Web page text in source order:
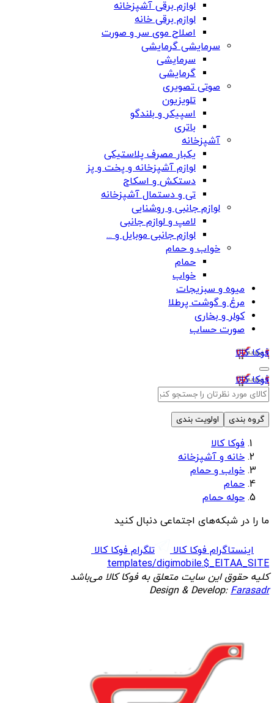
لوازم برقی آشپزخانه
لوازم برقی خانه
اصلاح موی سر و صورت
سرمایشی گرمایشی
سرمایشی
گرمایشی
صوتی تصویری
تلویزیون
اسپیکر و بلندگو
باتری
آشپزخانه
یکبار مصرف پلاستیکی
لوازم آشپزخانه و پخت و پز
دستکش و اسکاج
تی و دستمال آشپزخانه
لوازم جانبی و روشنایی
لامپ و لوازم جانبی
لوازم جانبی موبایل و ...
خواب و حمام
حمام
خواب
میوه و سبزیجات
مرغ و گوشت پرطلا
کولر و بخاری
صورت حساب
فوکا کالا
فوکا کالا
گروه بندی اولویت بندی
فوکا کالا
خانه و آشپزخانه
خواب و حمام
حمام
حوله حمام
ما را در شبکه‌های اجتماعی دنبال کنید
اینستاگرام فوکا کالا
تلگرام فوکا کالا
templates/digimobile.$_EITAA_SITE
کلیه حقوق این سایت متعلق به فوکا کالا می‌باشد
Design & Develop:Farasadr